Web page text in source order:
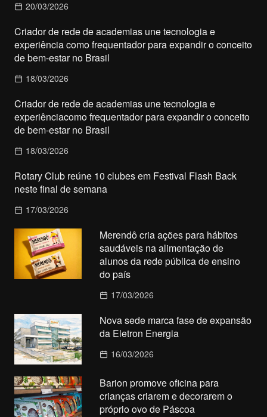
20/03/2026
Criador de rede de academias une tecnologia e
experiência como frequentador para expandir o conceito
de bem-estar no Brasil
18/03/2026
Criador de rede de academias une tecnologia e
experiênciacomo frequentador para expandir o conceito
de bem-estar no Brasil
18/03/2026
Rotary Club reúne 10 clubes em Festival Flash Back
neste final de semana
17/03/2026
Merendô cria ações para hábitos
saudáveis na alimentação de
alunos da rede pública de ensino
do país
17/03/2026
Nova sede marca fase de expansão
da Eletron Energia
16/03/2026
Barion promove oficina para
crianças criarem e decorarem o
próprio ovo de Páscoa